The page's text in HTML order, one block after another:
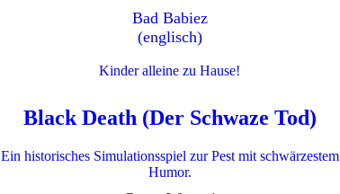
Bad Babiez
(englisch)
Kinder alleine zu Hause!
Black Death (Der Schwaze Tod)
Ein historisches Simulationsspiel zur Pest mit schwärzestem
Humor.